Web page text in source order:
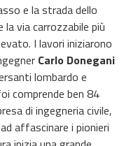
e la strada dello
via carrozzabile più
I lavori iniziarono
Carlo Donegani
lombardo e
comprende ben 84
di ingegneria civile,
affascinare i pionieri